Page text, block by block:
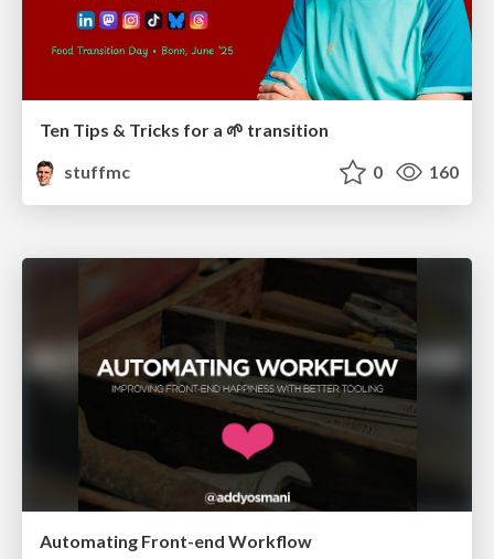
Ten Tips & Tricks for a 🌱 transition
stuffmc
0 160
Automating Front-end Workflow